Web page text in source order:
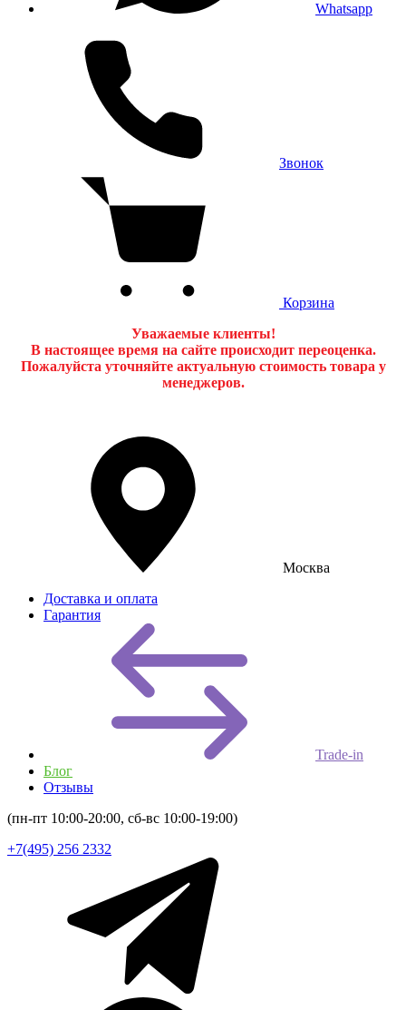
Whatsapp
Звонок
Корзина
Уважаемые клиенты!
В настоящее время на сайте происходит переоценка.
Пожалуйста уточняйте актуальную стоимость товара у
менеджеров.
Москва
Доставка и оплата
Гарантия
Trade-in
Блог
Отзывы
(пн-пт 10:00-20:00, сб-вс 10:00-19:00)
+7(495) 256 2332